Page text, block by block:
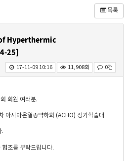
목록
Hyperthermic
25]
17-11-09 10:16 11,908회 0건
회원 여러분.
아시아온열종약하회 (ACHO) 정기학술대
.
조를 부탁드립니다.